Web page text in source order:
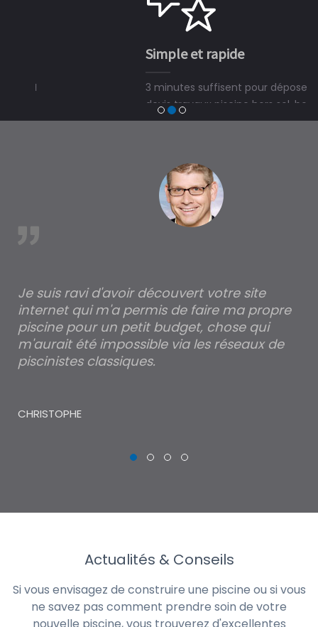
3 minutes suffisent pour déposer une demande de
devis travaux piscine hors sol, bois ou polyester et
trouver un expert en piscine hors sol, bois ou polyester
Je suis ravi d'avoir découvert votre site
internet qui m'a permis de faire ma propre
piscinistes classiques.
Actualités & Conseils